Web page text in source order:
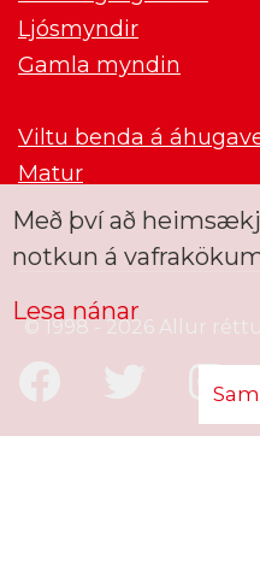
Ljósmyndir
Gamla myndin
Viltu benda á
Matur
© 1998 - 2026 Allur
Með því að
notkun á
Lesa nánar